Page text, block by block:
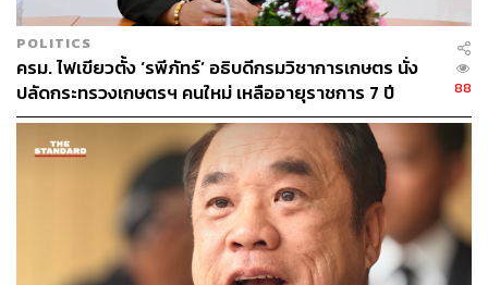
POLITICS
ครม. ไฟเขียวตั้ง ‘รพีภัทร์’ อธิบดีกรมวิชาการเกษตร นั่ง
ปลัดกระทรวงเกษตรฯ คนใหม่ เหลืออายุราชการ 7 ปี
88